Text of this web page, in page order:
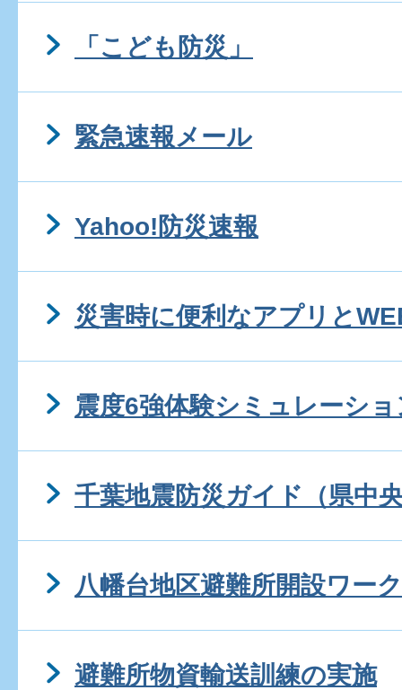
「こども防災」
緊急速報メール
Yahoo!防災速報
災害時に便利なアプリと
震度6強体験シミュレーショ
千葉地震防災ガイド（県中
八幡台地区避難所開設ワー
避難所物資輸送訓練の実施